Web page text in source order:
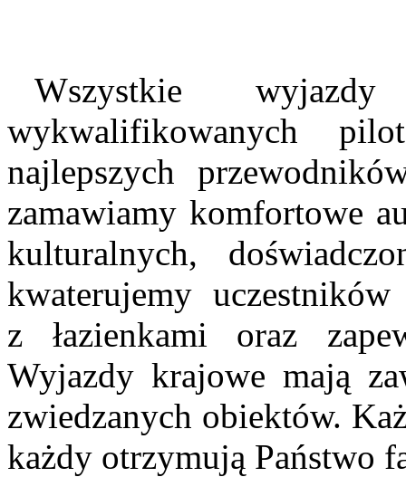
Wszystkie
wykwalifikowanych
najlepszych
zamawiamy komfortowe
kulturalnych,
kwaterujemy
z łazienkami oraz
Wyjazdy krajowe mają
zwiedzanych obiektów.
każdy otrzymują Państwo